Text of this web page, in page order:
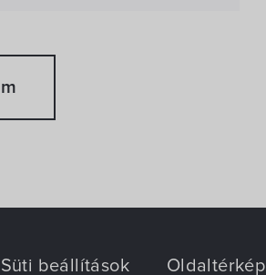
Süti beállítások Oldaltérkép